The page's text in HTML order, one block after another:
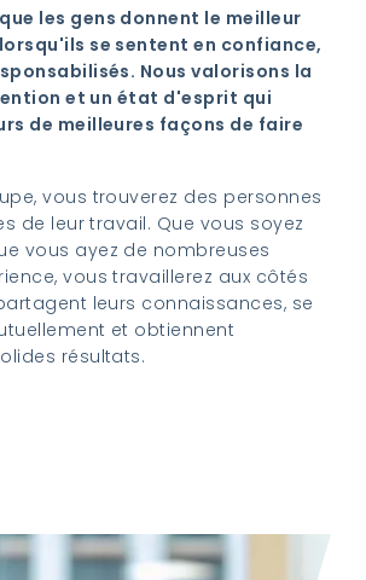
les gens donnent le meilleur
se sentent en confiance,
Nous valorisons la
et un état d'esprit qui
de meilleures façons de faire
vous trouverez des personnes
de leur travail. Que vous soyez
vous ayez de nombreuses
vous travaillerez aux côtés
leurs connaissances, se
et obtiennent
résultats.